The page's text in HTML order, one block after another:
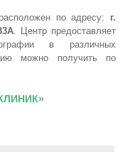
по адресу: г.
. Центр предоставляет
в различных
можно получить по